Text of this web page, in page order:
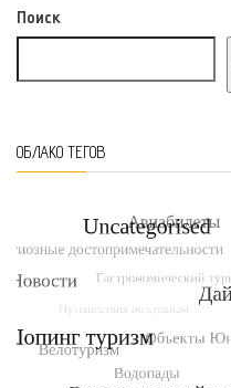
Поиск
ОБЛАКО ТЕГОВ